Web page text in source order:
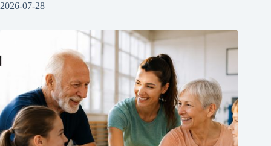
2026-07-28